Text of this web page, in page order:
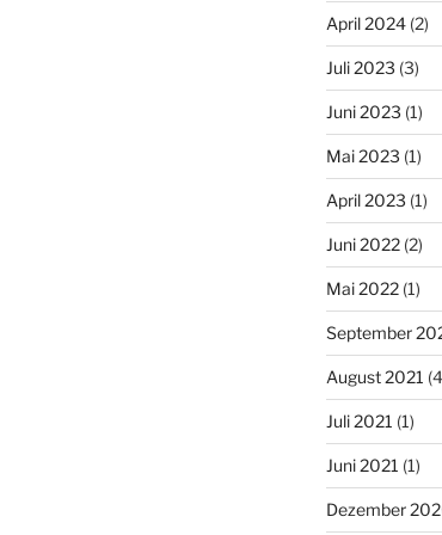
April 2024(2)
Juli 2023 (3)
Juni 2023 (1)
Mai 2023 (1)
April 2023 (1)
Juni 2022(2)
Mai 2022(1)
September
August 2021
Juli 2021 (1)
Juni 2021 (1)
Dezember